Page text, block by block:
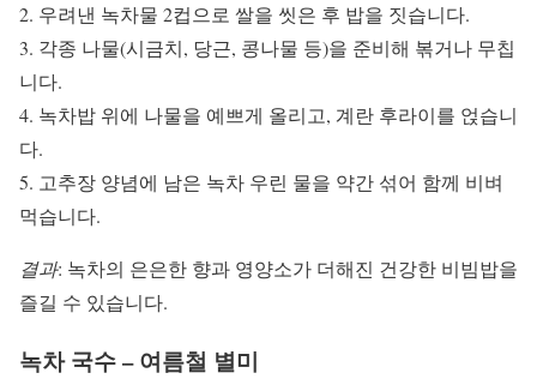
2. 우려낸 녹차물 2컵으로 쌀을 씻은 후 밥을 짓습니다.
3. 각종 나물(시금치, 당근, 콩나물 등)을 준비해 볶거나 무칩
니다.
4. 녹차밥 위에 나물을 예쁘게 올리고, 계란 후라이를 얹습니
다.
5. 고추장 양념에 남은 녹차 우린 물을 약간 섞어 함께 비벼
먹습니다.
결과: 녹차의 은은한 향과 영양소가 더해진 건강한 비빔밥을
즐길 수 있습니다.
녹차 국수 – 여름철 별미